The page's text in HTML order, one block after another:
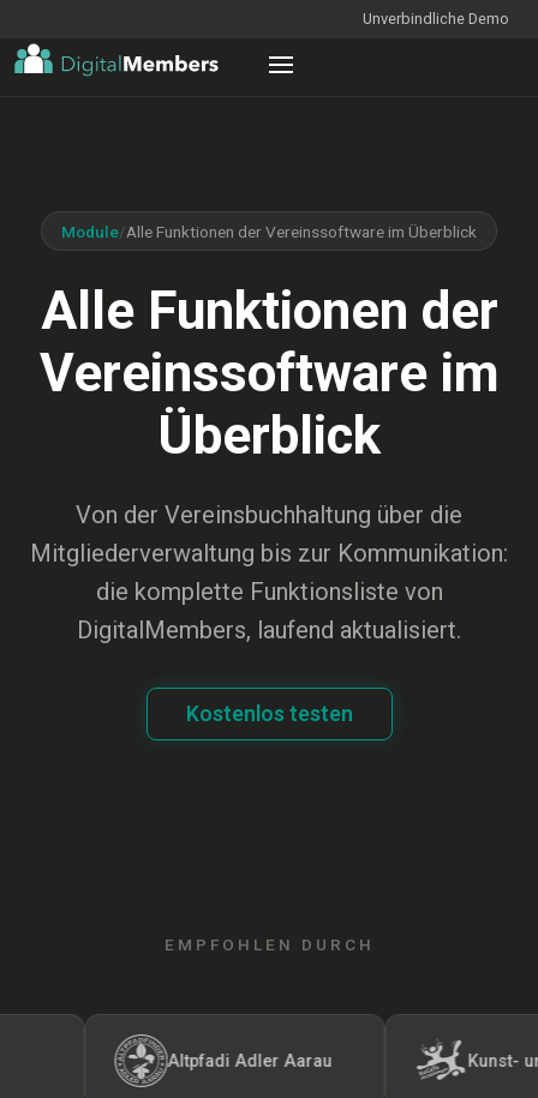
Unverbindliche Demo
Module/Alle Funktionen der Vereinssoftware im Überblick
Alle Funktionen der
Vereinssoftware im
Überblick
Von der Vereinsbuchhaltung über die
Mitgliederverwaltung bis zur Kommunikation:
die komplette Funktionsliste von
DigitalMembers, laufend aktualisiert.
Kostenlos testen
EMPFOHLEN DURCH
Altpfadi Adler Aarau Kunst- und